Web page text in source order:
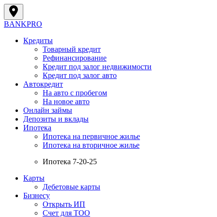
BANKPRO
Кредиты
Товарный кредит
Рефинансирование
Кредит под залог недвижимости
Кредит под залог авто
Автокредит
На авто с пробегом
На новое авто
Онлайн займы
Депозиты и вклады
Ипотека
Ипотека на первичное жилье
Ипотека на вторичное жилье
Ипотека 7-20-25
Карты
Дебетовые карты
Бизнесу
Открыть ИП
Cчет для ТОО